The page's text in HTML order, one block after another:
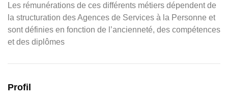
Les rémunérations de ces différents métiers dépendent de
la structuration des Agences de Services à la Personne et
sont définies en fonction de l’ancienneté, des compétences
et des diplômes
Profil